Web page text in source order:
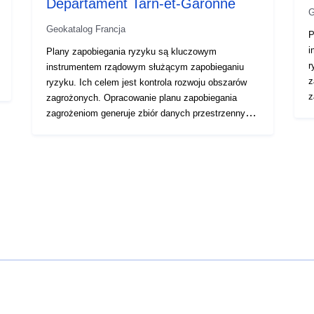
Departament Tarn-et-Garonne
Geokatalog Francja
Plany zapobiegania ryzyku są kluczowym
instrumentem rządowym służącym zapobieganiu
ryzyku. Ich celem jest kontrola rozwoju obszarów
zagrożonych. Opracowanie planu zapobiegania
zagrożeniom generuje zbiór danych przestrzennych